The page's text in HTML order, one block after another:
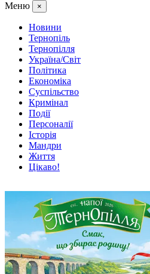
Меню ×
Новини
Тернопіль
Тернопілля
Україна/Світ
Політика
Економіка
Суспільство
Кримінал
Події
Персоналії
Історія
Мандри
Життя
Цікаво!